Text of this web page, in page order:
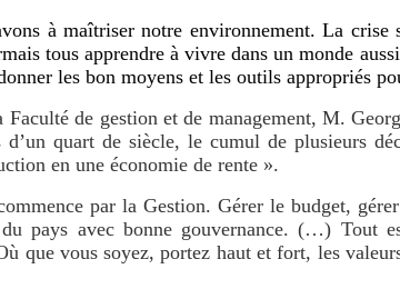
à maîtriser notre environnement. La crise
tous apprendre à vivre dans un monde
les bon moyens et les outils appropriés
de gestion et de management, M.
quart de siècle, le cumul de plusieurs
en une économie de rente ».
par la Gestion. Gérer le budget,
pays avec bonne gouvernance. (…) Tout
que vous soyez, portez haut et fort, les